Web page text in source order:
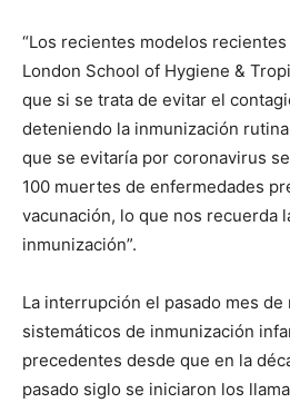
“Los recientes modelos
London School of Hygiene &
que si se trata de evitar el
deteniendo la inmunización
que se evitaría por coronavirus
100 muertes de enfermedades
vacunación, lo que nos recuerda
inmunización”.
La interrupción el pasado mes
sistemáticos de inmunización
precedentes desde que en la
pasado siglo se iniciaron los